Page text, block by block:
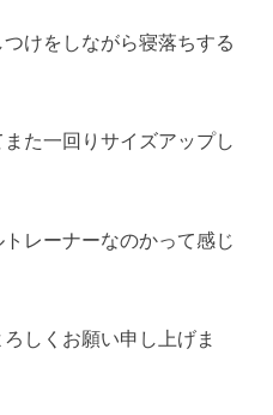
けをしながら寝落ちする
た一回りサイズアップし
トレーナーなのかって感じ
しくお願い申し上げま